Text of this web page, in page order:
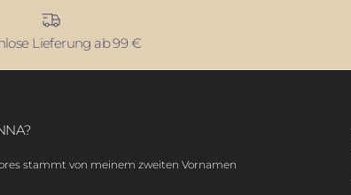
Lieferung ab 99 €
stammt von meinem zweiten Vornamen